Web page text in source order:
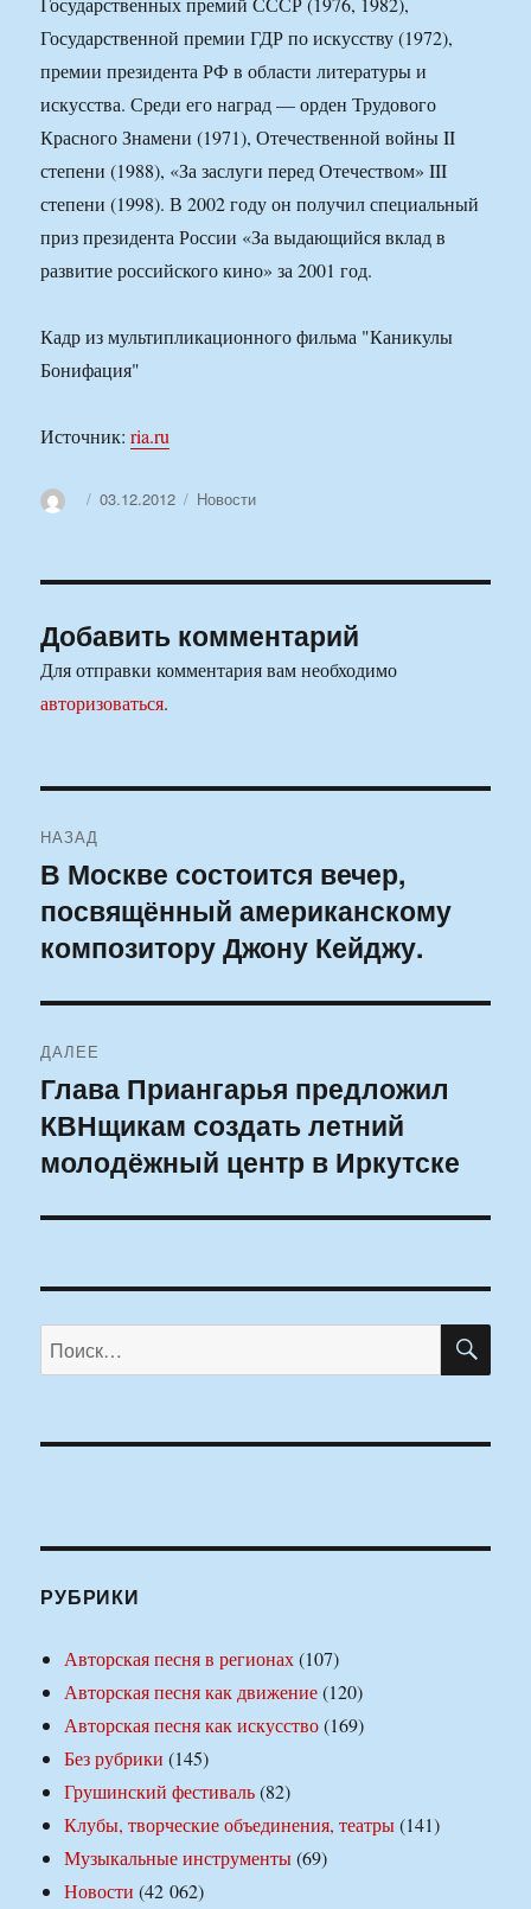
Государственной премии ГДР по искусству (1972),
премии президента РФ в области литературы и
искусства. Среди его наград — орден Трудового
Красного Знамени (1971), Отечественной войны II
степени (1988), «За заслуги перед Отечеством» III
степени (1998). В 2002 году он получил специальный
приз президента России «За выдающийся вклад в
развитие российского кино» за 2001 год.
Кадр из мультипликационного фильма "Каникулы
Бонифация"
Источник:ria.ru
АвторОпубликовано
03.12.2012 Рубрики
Новости
Добавить комментарий
Для отправки комментария вам необходимо
авторизоваться.
по
записям
НАЗАД
Предыдущая
запись:
В Москве состоится вечер,
посвящённый американскому
композитору Джону Кейджу.
ДАЛЕЕ
Следующая
запись:
Глава Приангарья предложил
КВНщикам создать летний
молодёжный центр в Иркутске
Искать:
РУБРИКИ
Авторская песня в регионах(107)
Авторская песня как движение(120)
Авторская песня как искусство(169)
Без рубрики (145)
Грушинский фестиваль(82)
Клубы, творческие объединения, театры(141)
Музыкальные инструменты(69)
Новости (42 062)